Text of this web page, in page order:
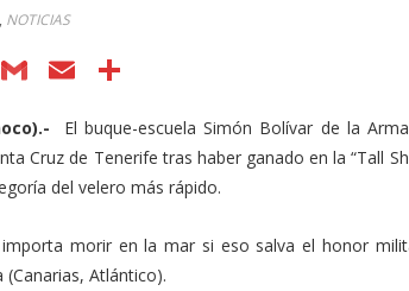
, NOTICIAS
CopyGmailEmail
El buque-escuela Simón Bolívar de la
Cruz de Tenerife tras haber ganado en la “Tall
del velero más rápido.
morir en la mar si eso salva el honor
Atlántico).